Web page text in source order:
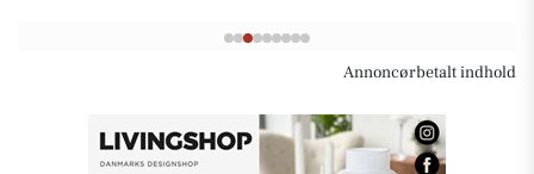
Annoncørbetalt indhold